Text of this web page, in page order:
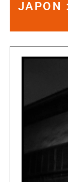
JAPON